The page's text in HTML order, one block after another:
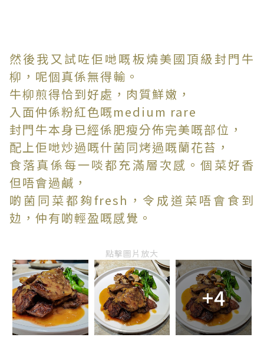
然後我又試咗佢哋嘅板燒美國頂級封門牛
柳，呢個真係無得輸。
牛柳煎得恰到好處，肉質鮮嫩，
入面仲係粉紅色嘅medium rare
封門牛本身已經係肥瘦分佈完美嘅部位，
配上佢哋炒過嘅什菌同烤過嘅蘭花苔，
食落真係每一啖都充滿層次感。個菜好香
但唔會過鹹，
啲菌同菜都夠fresh，令成道菜唔會食到
攰，仲有啲輕盈嘅感覺。
點擊圖片放大
+4